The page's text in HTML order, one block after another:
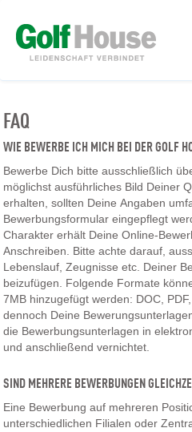
FAQ
WIE BEWERBE ICH MICH BEI DER GOLF
Bewerbe Dich bitte ausschließlich
möglichst ausführliches Bild Deiner
erhalten, sollten Deine Angaben
Bewerbungsformular eingepflegt
Charakter erhält Deine Online-
Anschreiben. Bitte achte darauf,
Lebenslauf, Zeugnisse etc. Deiner
beizufügen. Folgende Formate
7MB hinzugefügt werden: DOC,
dennoch Deine
die Bewerbungsunterlagen in
und anschließend vernichtet.
SIND MEHRERE BEWERBUNGEN
Eine Bewerbung auf mehreren
unterschiedlichen Filialen oder